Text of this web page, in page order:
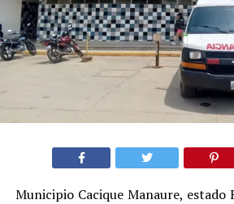
Municipio Cacique Manaure, estado